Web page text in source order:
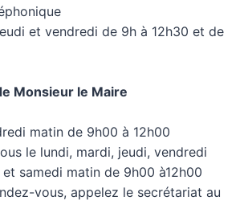
et vendredi de 9h à 12h30 et de
Monsieur le Maire
matin de 9h00 à 12h00
le lundi, mardi, jeudi, vendredi
samedi matin de 9h00 à12h00
vous, appelez le secrétariat au